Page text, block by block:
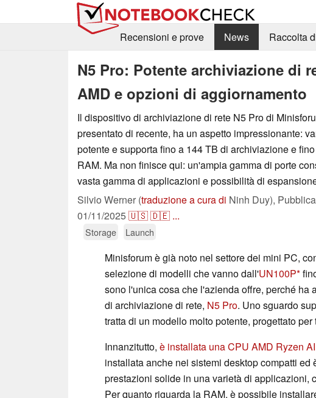
Recensioni e prove
News Raccolta
N5 Pro: Potente archiviazione di
AMD e opzioni di aggiornamento
Il dispositivo di archiviazione di rete N5 Pro di
presentato di recente, ha un aspetto impressionante:
potente e supporta fino a 144 TB di archiviazione e
RAM. Ma non finisce qui: un'ampia gamma di porte
vasta gamma di applicazioni e possibilità di
Silvio Werner (traduzione a cura di Ninh Duy),
01/11/2025🇺🇸🇩🇪 ...
Storage Launch
Minisforum è già noto nel settore dei mini PC,
selezione di modelli che vanno dall'UN100P
sono l'unica cosa che l'azienda offre, perché
di archiviazione di rete, N5 Pro. Uno sguardo
tratta di un modello molto potente, progettato
Innanzitutto, è installata una CPU AMD Ryzen
installata anche nei sistemi desktop compatti
prestazioni solide in una varietà di applicazioni,
Per quanto riguarda la RAM, è possibile